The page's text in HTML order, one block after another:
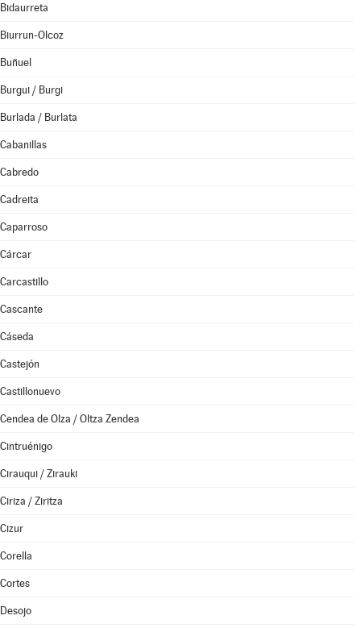
Bidaurreta
Biurrun-Olcoz
Buñuel
Burgui / Burgi
Burlada / Burlata
Cabanillas
Cabredo
Cadreita
Caparroso
Cárcar
Carcastillo
Cascante
Cáseda
Castejón
Castillonuevo
Cendea de Olza / Oltza Zendea
Cintruénigo
Cirauqui / Zirauki
Ciriza / Ziritza
Cizur
Corella
Cortes
Desojo